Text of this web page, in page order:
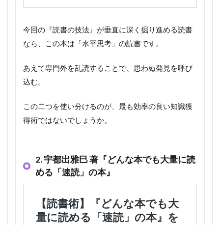
今回の『読書の技法』が垂直に深く掘り進める読書
なら、この本は「水平思考」の読書です。
あえて専門外を乱読することで、思わぬ発見を呼び
込む。
この二つを使い分けるのが、最も効率の良い知識獲
得術ではないでしょうか。
2. 宇都出雅巳 著『どんな本でも大量に読
める「速読」の本』